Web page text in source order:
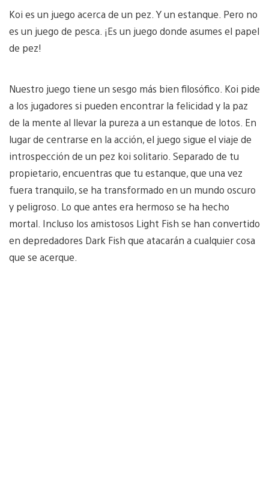
Koi es un juego acerca de un pez. Y un estanque. Pero no
es un juego de pesca. ¡Es un juego donde asumes el papel
de pez!
Nuestro juego tiene un sesgo más bien filosófico. Koi pide
a los jugadores si pueden encontrar la felicidad y la paz
de la mente al llevar la pureza a un estanque de lotos. En
lugar de centrarse en la acción, el juego sigue el viaje de
introspección de un pez koi solitario. Separado de tu
propietario, encuentras que tu estanque, que una vez
fuera tranquilo, se ha transformado en un mundo oscuro
y peligroso. Lo que antes era hermoso se ha hecho
mortal. Incluso los amistosos Light Fish se han convertido
en depredadores Dark Fish que atacarán a cualquier cosa
que se acerque.